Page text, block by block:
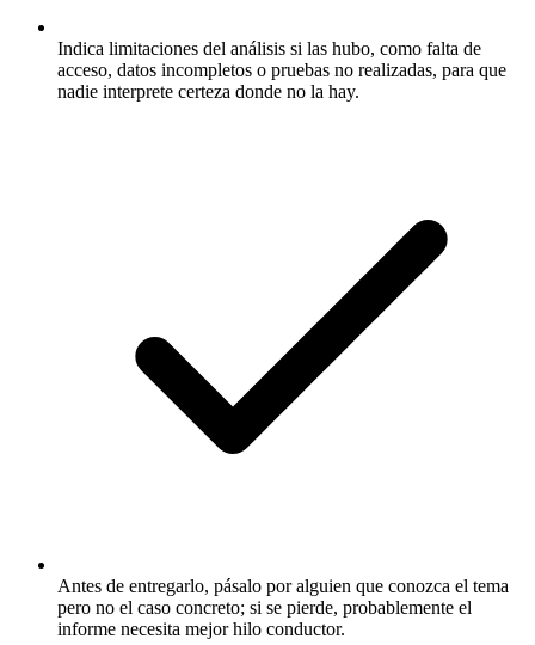
Indica limitaciones del análisis si las hubo, como falta de
acceso, datos incompletos o pruebas no realizadas, para que
nadie interprete certeza donde no la hay.
Antes de entregarlo, pásalo por alguien que conozca el tema
pero no el caso concreto; si se pierde, probablemente el
informe necesita mejor hilo conductor.